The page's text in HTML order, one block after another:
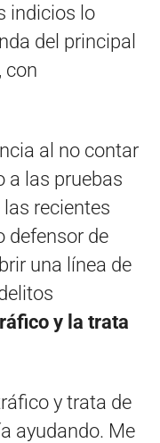
indicios lo
del principal
con
al no contar
a las pruebas
recientes
defensor de
una línea de
y la trata
y trata de
ayudando. Me